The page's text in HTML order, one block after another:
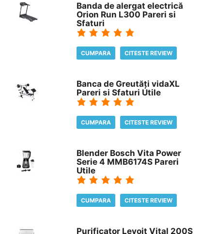
Banda de alergat electrică
Orion Run L300 Pareri si
Sfaturi
CUMPARA CITESTE REVIEW
Banca de Greutăți vidaXL
Pareri si Sfaturi Utile
CUMPARA CITESTE REVIEW
Blender Bosch Vita Power
Serie 4 MMB6174S Pareri
Utile
CUMPARA CITESTE REVIEW
Purificator Levoit Vital 200S